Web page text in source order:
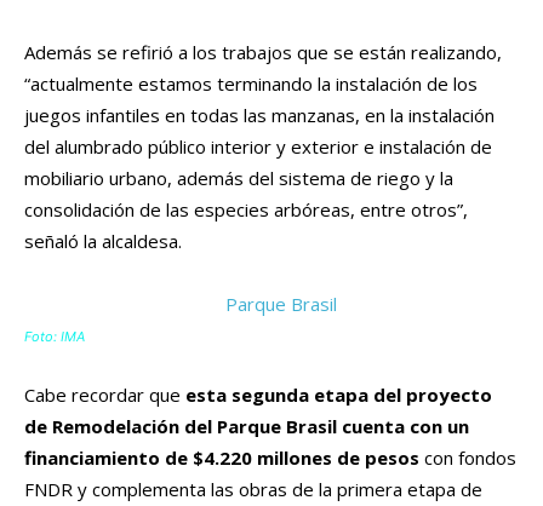
Además se refirió a los trabajos que se están realizando,
“actualmente estamos terminando la instalación de los
juegos infantiles en todas las manzanas, en la instalación
del alumbrado público interior y exterior e instalación de
mobiliario urbano, además del sistema de riego y la
consolidación de las especies arbóreas, entre otros”,
señaló la alcaldesa.
Foto: IMA
Cabe recordar que esta segunda etapa del proyecto
de Remodelación del Parque Brasil cuenta con un
financiamiento de $4.220 millones de pesos con fondos
FNDR y complementa las obras de la primera etapa de